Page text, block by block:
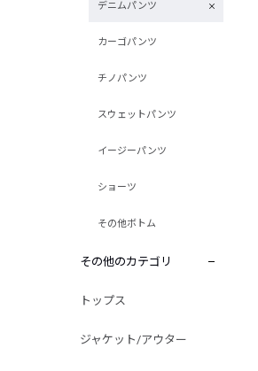
デニムパンツ
カーゴパンツ
チノパンツ
スウェットパンツ
イージーパンツ
ショーツ
その他ボトム
その他のカテゴリ
トップス
ジャケット/アウター